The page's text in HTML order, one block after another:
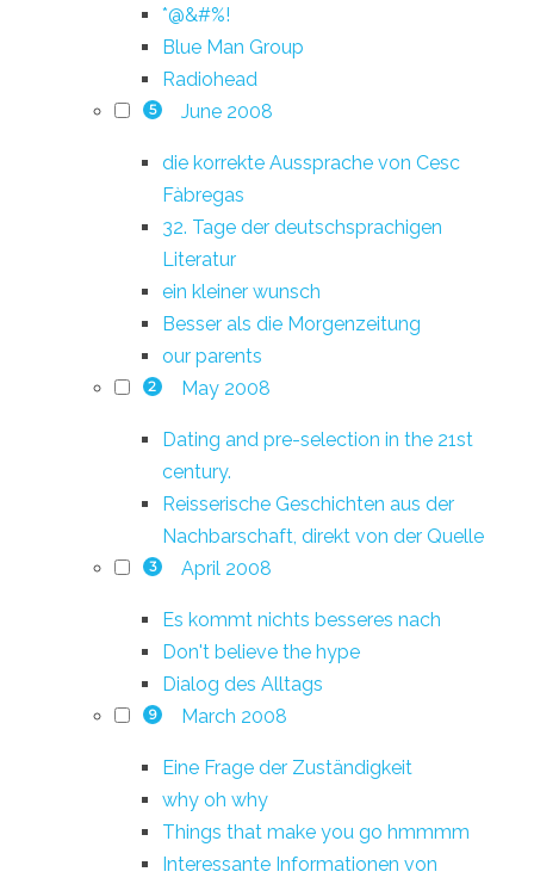
*@&#%!
Blue Man Group
Radiohead
5 June 2008
die korrekte Aussprache von Cesc
Fàbregas
32. Tage der deutschsprachigen
Literatur
ein kleiner wunsch
Besser als die Morgenzeitung
our parents
2 May 2008
Dating and pre-selection in the 21st
century.
Reisserische Geschichten aus der
Nachbarschaft, direkt von der Quelle
3 April 2008
Es kommt nichts besseres nach
Don't believe the hype
Dialog des Alltags
9 March 2008
Eine Frage der Zuständigkeit
why oh why
Things that make you go hmmmm
Interessante Informationen von